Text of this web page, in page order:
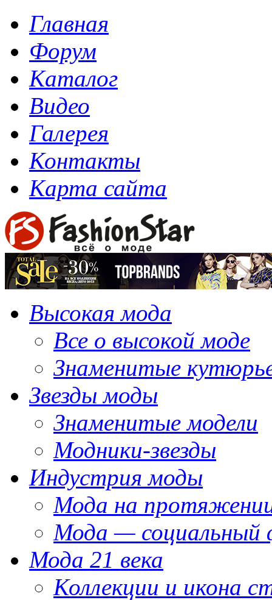
Главная
Форум
Каталог
Видео
Галерея
Контакты
Карта сайта
Высокая мода
Все о высокой моде
Знаменитые
Звезды моды
Знаменитые модели
Модники-звезды
Индустрия моды
Мода на
Мода — социальный
Мода 21 века
Коллекции и икона